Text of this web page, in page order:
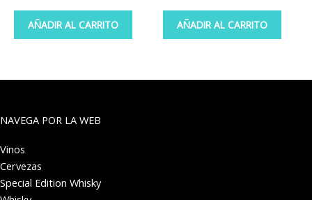
AÑADIR AL CARRITO AÑADIR AL CARRITO
NAVEGA POR LA WEB
Vinos
Cervezas
Special Edition Whisky